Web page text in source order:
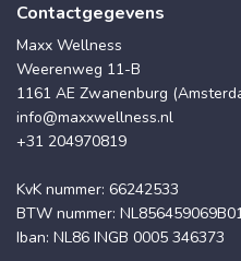
Contactgegevens
Maxx Wellness
Weerenweg 11-B
1161 AE Zwanenburg
info@maxxwellness.nl
+31 204970819
KvK nummer: 66242533
BTW nummer:
Iban: NL86 INGB 0005 346373